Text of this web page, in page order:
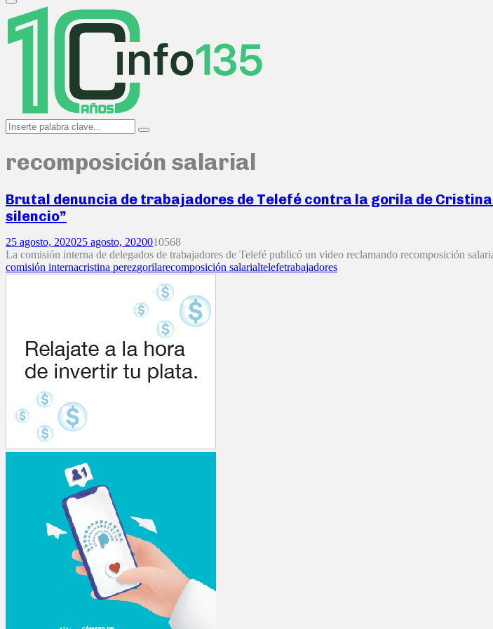
Primary
Menu
Search
for:
Search
recomposición salarial
Brutal denuncia de trabajadores de Telefé contra la gorila de
silencio”
25 agosto, 202025 agosto, 2020010568
La comisión interna de delegados de trabajadores de Telefé publicó un video reclamando recomposición
comisión internacristina perezgorilarecomposición salarialtelefetrabajadores